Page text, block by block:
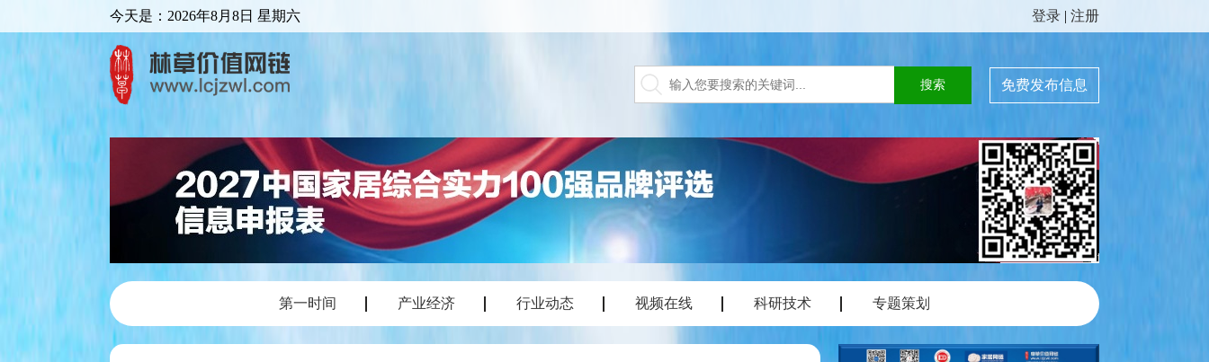
今天是： 2026年8月8日 星期六 登录 | 注册
免费发布信息
第一时间 产业经济 行业动态 视频在线 科研技术 专题策划